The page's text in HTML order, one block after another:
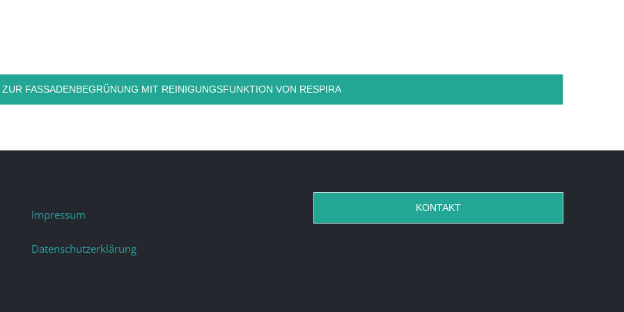
FASSADENBEGRÜNUNG MIT REINIGUNGSFUNKTION VON RESPIRA
Impressum
Datenschutzerklärung
KONTAKT